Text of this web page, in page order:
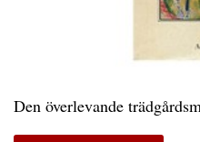
Den överlevande